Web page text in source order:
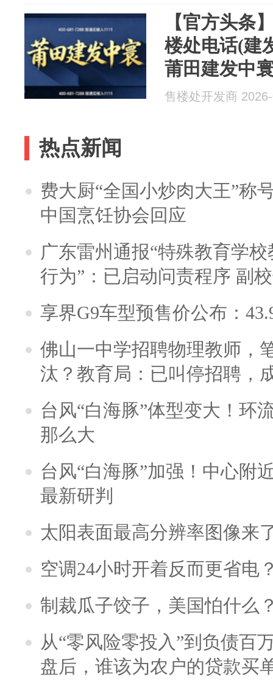
【官方头条
楼处电话(建
莆田建发中
情-最新价格
售楼处开发商
热点新闻
费大厨“全国小炒肉大王”称
中国烹饪协会回应
广东雷州通报“特殊教育学
行为”：已启动问责程序 副
享界G9车型预售价公布：
佛山一中学招聘物理教师，
汰？教育局：已叫停招聘，
台风“白海豚”体型变大！环
那么大
台风“白海豚”加强！中心附
最新研判
太阳表面最高分辨率图像来
空调24小时开着反而更省电
制裁瓜子饺子，美国怕什么
从“零风险零投入”到负债百
盘后，谁该为农户的贷款买